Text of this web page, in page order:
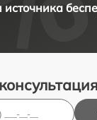
источника